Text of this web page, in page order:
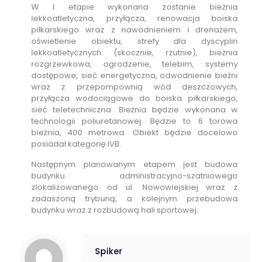
W I etapie wykonana zostanie bieżnia
lekkoatletyczna, przyłącza, renowacja boiska
piłkarskiego wraz z nawodnieniem i drenażem,
oświetlenie obiektu, strefy dla dyscyplin
lekkoatletycznych (skocznie, rzutnie), bieżnia
rozgrzewkowa, ogrodzenie, telebim, systemy
dostępowe, sieć energetyczna, odwodnienie bieżni
wraz z przepompownią wód deszczowych,
przyłącza wodociągowe do boiska piłkarskiego,
sieć teletechniczna. Bieżnia będzie wykonana w
technologii poliuretanowej. Będzie to 6 torowa
bieżnia, 400 metrowa. Obiekt będzie docelowo
posiadał kategorię IVB.
Następnym planowanym etapem jest budowa
budynku administracyjno-szatniowego
zlokalizowanego od ul. Nowowiejskiej wraz z
zadaszoną trybuną, a kolejnym przebudowa
budynku wraz z rozbudową hali sportowej.
Spiker